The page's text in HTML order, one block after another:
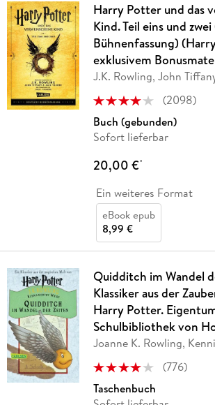
Harry Potter und das
Kind. Teil eins und
Bühnenfassung)
exklusivem
J.K. Rowling, John
(2098)
Buch (gebunden)
Sofort lieferbar
20,00 €*
Ein weiteres Format
eBook epub
8,99 €
Quidditch im Wandel
Klassiker aus der
Harry Potter.
Schulbibliothek von
Joanne K. Rowling,
(776)
Taschenbuch